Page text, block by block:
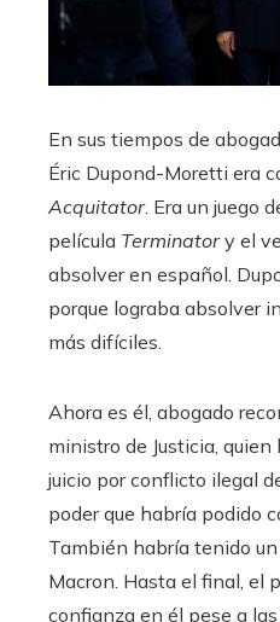
En sus tiempos de
Éric Dupond-Moretti era
Acquitator. Era un juego
película Terminatory el
absolver en español.
porque lograba absolver
más difíciles.
Ahora es él, abogado
ministro de Justicia,
juicio por conflicto ilegal
poder que habría podido
También habría tenido
Macron. Hasta el final, el
confianza en él pese a